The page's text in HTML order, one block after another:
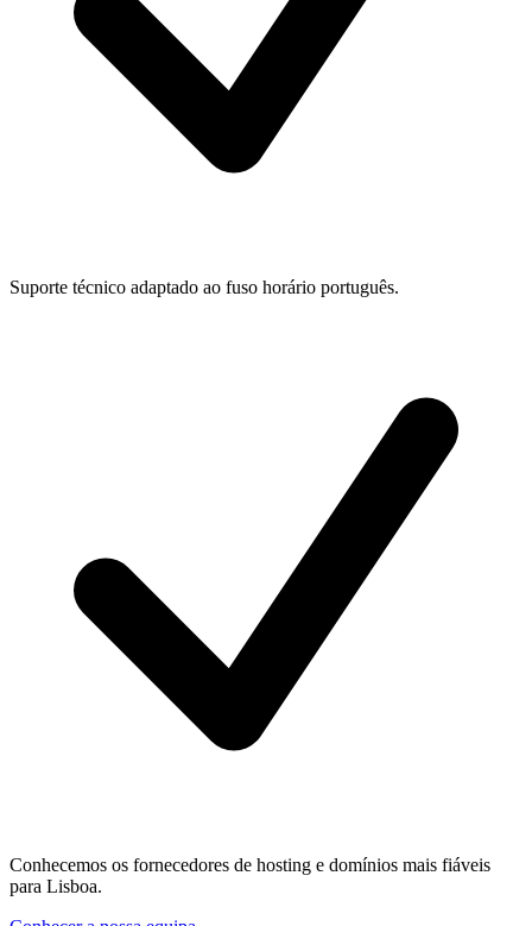
Suporte técnico adaptado ao fuso horário português.
Conhecemos os fornecedores de hosting e domínios mais fiáveis
para Lisboa.